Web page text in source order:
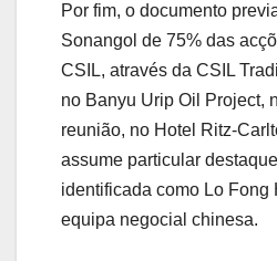
Por fim, o documento
Sonangol de 75% das
CSIL, através da CSIL
no Banyu Urip Oil Project,
reunião, no Hotel Ritz-
assume particular
identificada como Lo Fong
equipa negocial chinesa.